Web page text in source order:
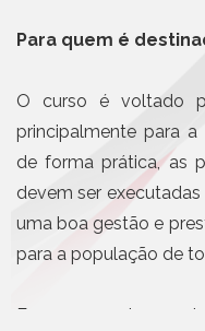
Para quem é
O curso é voltado
principalmente para a
de forma prática, as
devem ser
uma boa gestão e
para a população de
Em poucas horas